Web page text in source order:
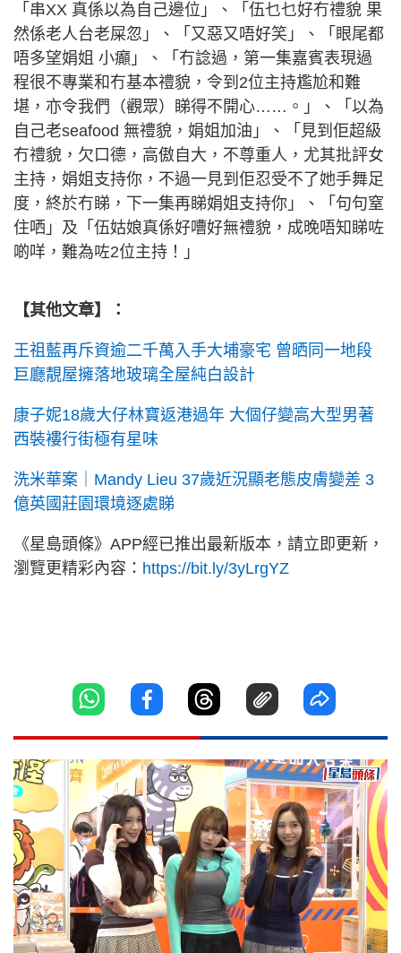
「串XX 真係以為自己邊位」、「伍乜乜好冇禮貌 果
然係老人台老屎忽」、「又惡又唔好笑」、「眼尾都
唔多望娟姐 小癲」、「冇諗過，第一集嘉賓表現過
程很不專業和冇基本禮貌，令到2位主持尷尬和難
堪，亦令我們（觀眾）睇得不開心……。」、「以為
自己老seafood 無禮貌，娟姐加油」、「見到佢超級
冇禮貌，欠口德，高傲自大，不尊重人，尤其批評女
主持，娟姐支持你，不過一見到佢忍受不了她手舞足
度，終於冇睇，下一集再睇娟姐支持你」、「句句窒
住哂」及「伍姑娘真係好嘈好無禮貌，成晚唔知睇咗
啲咩，難為咗2位主持！」
【其他文章】：
王祖藍再斥資逾二千萬入手大埔豪宅 曾晒同一地段
巨廳靚屋擁落地玻璃全屋純白設計
康子妮18歲大仔林寶返港過年 大個仔變高大型男著
西裝褸行街極有星味
洗米華案｜Mandy Lieu 37歲近況顯老態皮膚變差 3
億英國莊園環境逐處睇
《星島頭條》APP經已推出最新版本，請立即更新，
瀏覽更精彩內容： https://bit.ly/3yLrgYZ